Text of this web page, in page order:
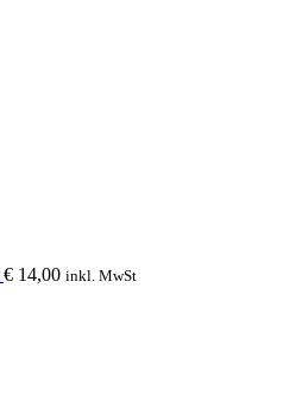
€ 14,00 inkl. MwSt